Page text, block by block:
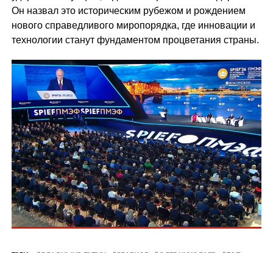
Он назвал это историческим рубежом и рождением
нового справедливого миропорядка, где инновации и
технологии станут фундаментом процветания страны.